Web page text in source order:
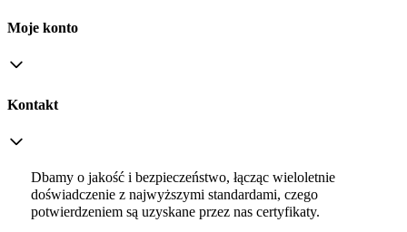
Moje konto
Kontakt
Dbamy o jakość i bezpieczeństwo, łącząc wieloletnie
doświadczenie z najwyższymi standardami, czego
potwierdzeniem są uzyskane przez nas certyfikaty.